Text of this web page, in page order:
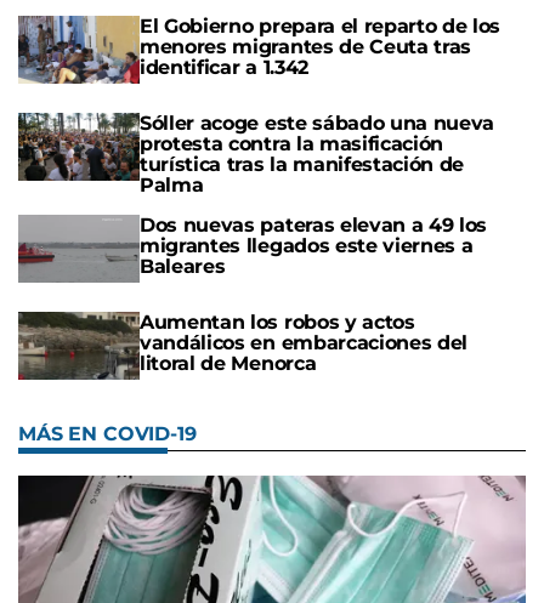
El Gobierno prepara el reparto de los
menores migrantes de Ceuta tras
identificar a 1.342
Sóller acoge este sábado una nueva
protesta contra la masificación
turística tras la manifestación de
Palma
Dos nuevas pateras elevan a 49 los
migrantes llegados este viernes a
Baleares
Aumentan los robos y actos
vandálicos en embarcaciones del
litoral de Menorca
MÁS EN COVID-19